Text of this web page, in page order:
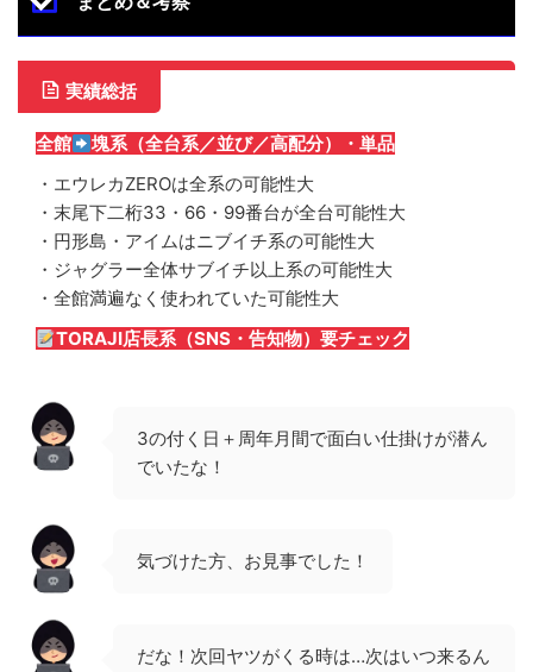
実績総括
全館
塊系（全台系／並び／高配分）・単品
・エウレカZEROは全系の可能性大
・末尾下二桁33・66・99番台が全台可能性大
・円形島・アイムはニブイチ系の可能性大
・ジャグラー全体サブイチ以上系の可能性大
・全館満遍なく使われていた可能性大
TORAJI店長系（SNS・告知物）要チェック
3の付く日＋周年月間で面白い仕掛けが潜ん
でいたな！
気づけた方、お見事でした！
だな！次回ヤツがくる時は…次はいつ来るん